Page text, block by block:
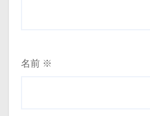
名前 ※